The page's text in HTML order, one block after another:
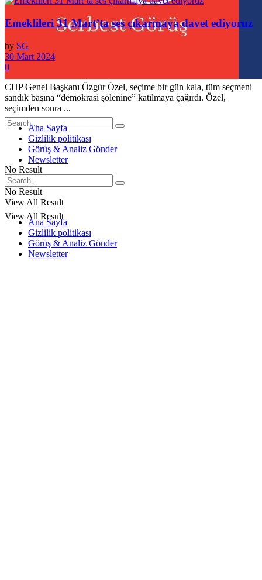
No Result
View All Result
Emeklileri 31 Mart’ta ses çıkarmaya davet ediyoruz
by SG
30 Mart 2024
0
CHP Genel Başkanı Özgür Özel, seçime bir gün kala, tüm seçmeni
sandık başına “demokrasi şölenine” katılmaya çağırdı. Özel,
seçimden sonra ...
Ana Sayfa
Gizlilik politikası
Görüş & Analiz Gönder
Newsletter
No Result
View All Result
Ana Sayfa
Gizlilik politikası
Görüş & Analiz Gönder
Newsletter